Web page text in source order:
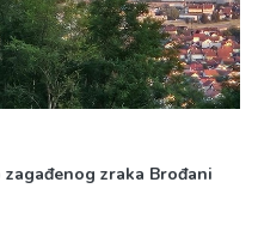
zraka Brođani